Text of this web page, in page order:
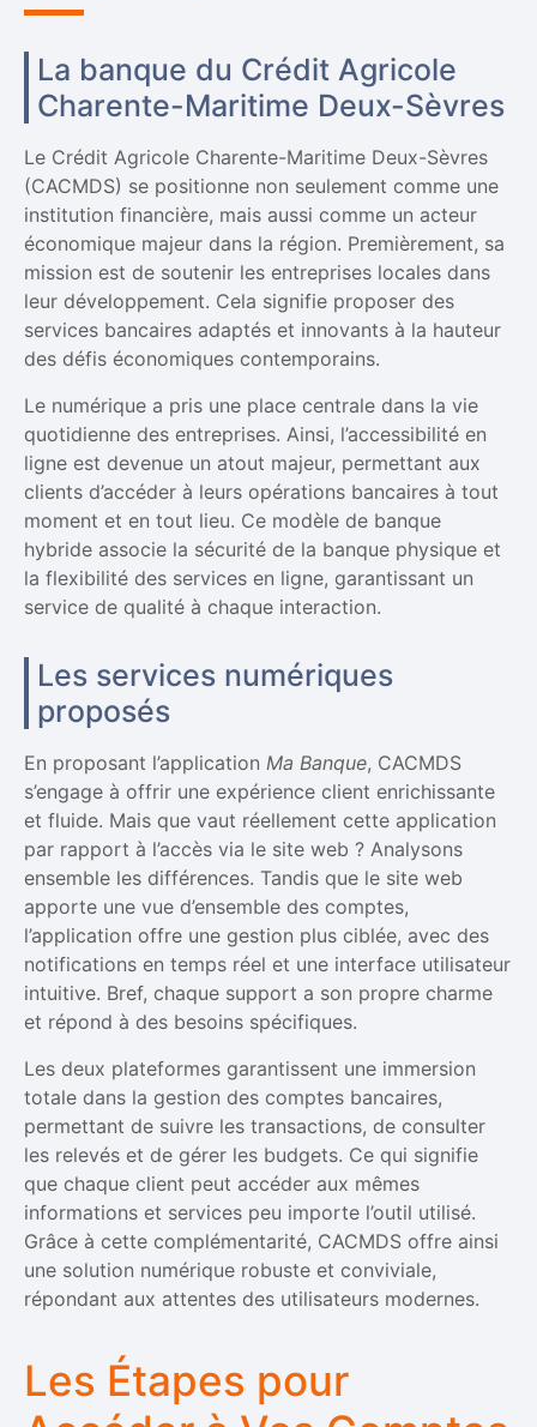
La banque du Crédit Agricole
Charente-Maritime Deux-Sèvres
Le Crédit Agricole Charente-Maritime Deux-Sèvres
(CACMDS) se positionne non seulement comme une
institution financière, mais aussi comme un acteur
économique majeur dans la région. Premièrement, sa
mission est de soutenir les entreprises locales dans
leur développement. Cela signifie proposer des
services bancaires adaptés et innovants à la hauteur
des défis économiques contemporains.
Le numérique a pris une place centrale dans la vie
quotidienne des entreprises. Ainsi, l’accessibilité en
ligne est devenue un atout majeur, permettant aux
clients d’accéder à leurs opérations bancaires à tout
moment et en tout lieu. Ce modèle de banque
hybride associe la sécurité de la banque physique et
la flexibilité des services en ligne, garantissant un
service de qualité à chaque interaction.
Les services numériques
proposés
En proposant l’application Ma Banque, CACMDS
s’engage à offrir une expérience client enrichissante
et fluide. Mais que vaut réellement cette application
par rapport à l’accès via le site web ? Analysons
ensemble les différences. Tandis que le site web
apporte une vue d’ensemble des comptes,
l’application offre une gestion plus ciblée, avec des
notifications en temps réel et une interface utilisateur
intuitive. Bref, chaque support a son propre charme
et répond à des besoins spécifiques.
Les deux plateformes garantissent une immersion
totale dans la gestion des comptes bancaires,
permettant de suivre les transactions, de consulter
les relevés et de gérer les budgets. Ce qui signifie
que chaque client peut accéder aux mêmes
informations et services peu importe l’outil utilisé.
Grâce à cette complémentarité, CACMDS offre ainsi
une solution numérique robuste et conviviale,
répondant aux attentes des utilisateurs modernes.
Les Étapes pour